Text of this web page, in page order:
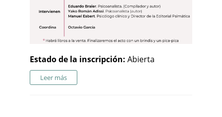
Estado de la inscripción: Abierta
Leer más